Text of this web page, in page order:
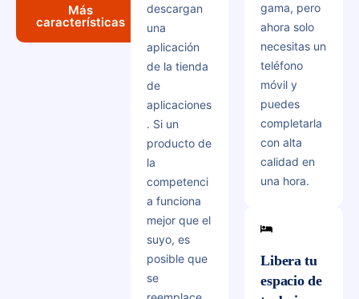
Más
características
descargan
una
aplicación
de la tienda
de
aplicaciones
. Si un
producto de
la
competenci
a funciona
mejor que el
suyo, es
posible que
se
gama, pero
ahora solo
necesitas un
teléfono
móvil y
puedes
completarla
con alta
calidad en
una hora.
Libera tu
espacio de